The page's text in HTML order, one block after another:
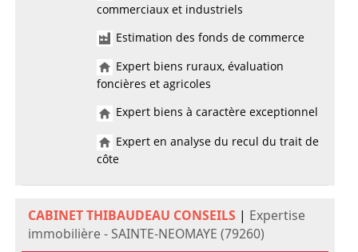
commerciaux et industriels
Estimation des fonds de commerce
Expert biens ruraux, évaluation
foncières et agricoles
Expert biens à caractère exceptionnel
Expert en analyse du recul du trait de
côte
CABINET THIBAUDEAU CONSEILS | Expertise
immobilière - SAINTE-NEOMAYE (79260)